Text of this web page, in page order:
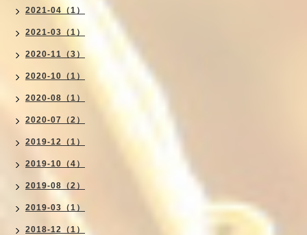
2021-04（1）
2021-03（1）
2020-11（3）
2020-10（1）
2020-08（1）
2020-07（2）
2019-12（1）
2019-10（4）
2019-08（2）
2019-03（1）
2018-12（1）